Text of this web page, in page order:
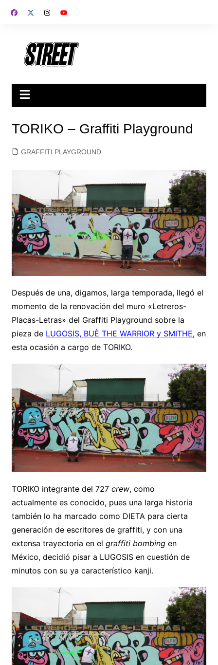
TORIKO – Graffiti Playground
GRAFFITI PLAYGROUND
Después de una, digamos, larga temporada, llegó el
momento de la renovación del muro «Letreros-
Placas-Letras» del Graffiti Playground sobre la
pieza de LUGOSIS, BUÈ THE WARRIOR y SMITHE, en
esta ocasión a cargo de TORIKO.
TORIKO integrante del 727 crew, como
actualmente es conocido, pues una larga historia
también lo ha marcado como DIETA para cierta
generación de escritores de graffiti, y con una
extensa trayectoria en el graffiti bombingen
México, decidió pisar a LUGOSIS en cuestión de
minutos con su ya característico kanji.